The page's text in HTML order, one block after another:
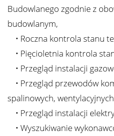
Budowlanego zgodnie z
budowlanym,
• Roczna kontrola stanu
• Pięcioletnia kontrola
• Przegląd instalacji
• Przegląd przewodów
spalinowych,
• Przegląd instalacji
• Wyszukiwanie